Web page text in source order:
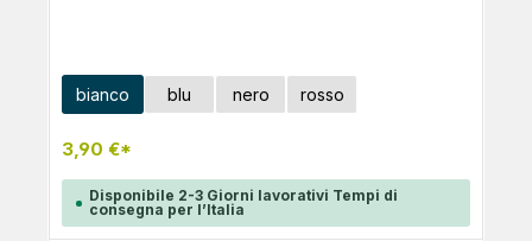
Seleziona
Colore
bianco blu nero rosso
3,90 €*
Disponibile 2-3 Giorni lavorativi Tempi di
consegna per l’Italia